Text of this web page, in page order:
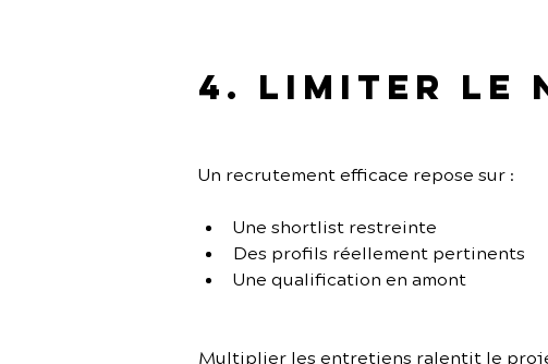
4. Limiter le
Un recrutement efficace repose sur :
Une shortlist restreinte
Des profils réellement pertinents
Une qualification en amont
Multiplier les entretiens ralentit le